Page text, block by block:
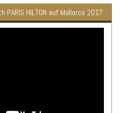
PARIS HILTON auf Mallorca 2017